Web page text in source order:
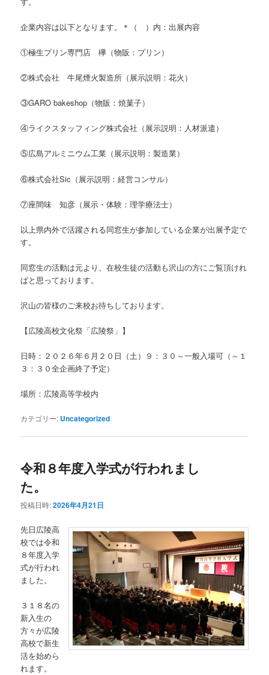
企業内容は以下となります。＊（ ）内：出展内容
①極生プリン専門店 欅（物販：プリン）
②株式会社 牛尾煙火製造所（展示説明：花火）
③GARO bakeshop（物販：焼菓子）
④ライクスタッフィング株式会社（展示説明：人材派遣）
⑤広島アルミニウム工業（展示説明：製造業）
⑥株式会社Sic（展示説明：経営コンサル）
⑦座間味 知彦（展示・体験：理学療法士）
以上県内外で活躍される同窓生が参加している企業が出展予定で
す。
同窓生の活動は元より、在校生徒の活動も沢山の方にご覧頂けれ
ばと思っております。
沢山の皆様のご来校お待ちしております。
【広陵高校文化祭「広陵祭」】
日時：２０２６年６月２０日（土）９：３０～一般入場可（～１
３：３０全企画終了予定）
場所：広陵高等学校内
カテゴリー: Uncategorized
令和８年度入学式が行われまし
た。
投稿日時:2026年4月21日
先日広陵高
校では令和
８年度入学
式が行われ
ました。
３１８名の
新入生の
方々が広陵
高校で新生
活を始めら
れます。